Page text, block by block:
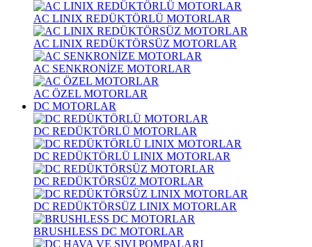
AC LINIX REDÜKTÖRLÜ MOTORLAR
AC LINIX REDÜKTÖRSÜZ MOTORLAR
AC SENKRONİZE MOTORLAR
AC ÖZEL MOTORLAR
DC MOTORLAR
DC REDÜKTÖRLÜ MOTORLAR
DC REDÜKTÖRLÜ LINIX MOTORLAR
DC REDÜKTÖRSÜZ MOTORLAR
DC REDÜKTÖRSÜZ LINIX MOTORLAR
BRUSHLESS DC MOTORLAR